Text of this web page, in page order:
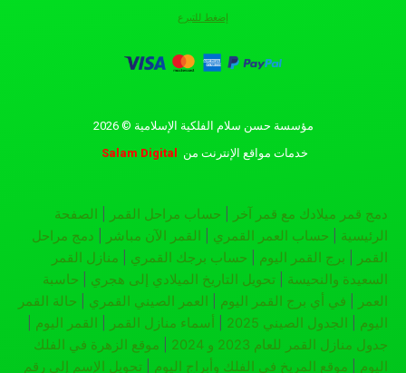
إضغط للتبرع
مؤسسة حسن سلام الفلكية الإسلامية © 2026
خدمات مواقع الإنترنت من Salam Digital
دمج قمر ميلادك مع قمر آخر حساب مراحل القمر
الصفحة
الرئيسية
حساب العمر القمري القمر الآن مباشر
دمج مراحل
القمر
برج القمر اليوم حساب برجك القمري
منازل القمر
السعيدة والنحيسة
تحويل التاريخ الميلادي إلى هجري
حاسبة
العمر
في أي برج القمر اليوم العمر الصيني القمري
حالة القمر
اليوم
الجدول الصيني 2025 أسماء منازل القمر القمر اليوم
جدول منازل القمر للعام 2023 و 2024
موقع الزهرة في الفلك
اليوم
موقع المريخ في الفلك وأبراج اليوم تحويل الإسم إلى رقم